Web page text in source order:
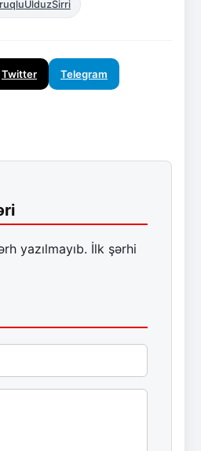
Twitter Telegram
yazılmayıb. İlk şərhi